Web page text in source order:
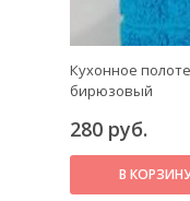
Кухонное
бирюзовый
280 руб.
В